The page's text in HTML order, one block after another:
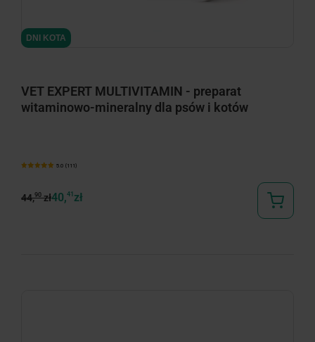
DNI KOTA
VET EXPERT MULTIVITAMIN - preparat
witaminowo-mineralny dla psów i kotów
5.0 (111)
44,90zł40,41 zł